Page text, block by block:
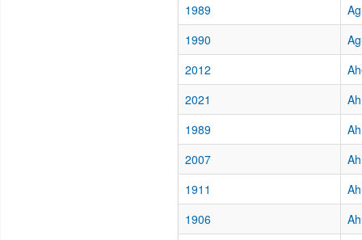
1989
1990
2012
2021
1989
2007
1911
1906